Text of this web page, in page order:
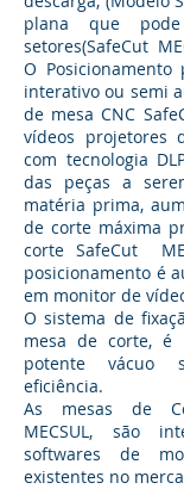
plana que
setores(SafeCut
O Posicionamento
interativo ou semi
de mesa CNC
vídeos projetores
com tecnologia
das peças a
matéria prima,
de corte máxima
corte SafeCut
posicionamento é
em monitor de
O sistema de
mesa de corte, é
potente vácuo
eficiência.
As mesas de
MECSUL, são
softwares de
existentes no